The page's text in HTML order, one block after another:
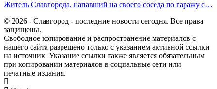
Житель Славгорода, напавший на своего соседа по гаражу с…
© 2026 - Славгород - последние новости сегодня. Все права
защищены.
Свободное копирование и распространение материалов с
нашего сайта разрешено только с указанием активной ссылки
на источник. Указание ссылки также является обязательным
при копировании материалов в социальные сети или
печатные издания.